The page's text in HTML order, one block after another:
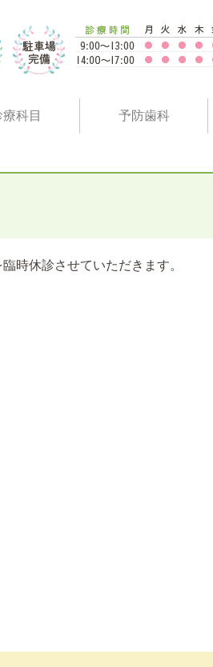
療科目 予防歯科
時休診させていただきます。